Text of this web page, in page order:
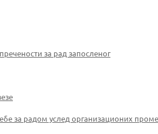
за рад запосленог
за радом услед организационих